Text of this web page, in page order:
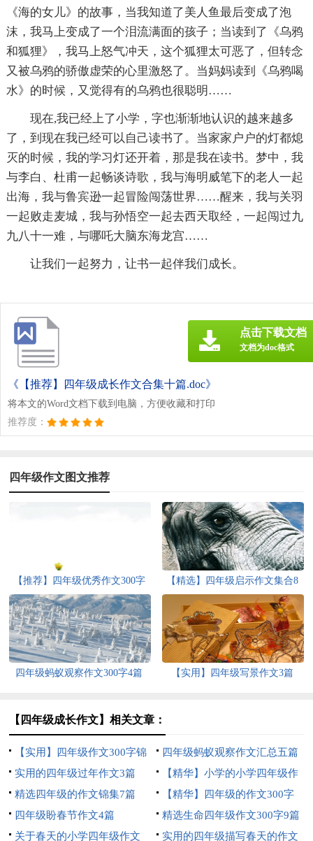
《海的女儿》的故事，当我知道了美人鱼最后变成了泡
沫，我马上变成了一个泪流满面的孩子；当读到了《乌鸦
和狐狸》，我马上怒气冲天，这个狐狸太可恶了，但转念
又被乌鸦的骄傲虚荣的心里激怒了。当妈妈读到《乌鸦喝
水》的时候，又觉得有的乌鸦也很聪明……
现在,我已经上了小学，字也渐渐地认识的越来越多
了，到现在我已经可以自己读书了。当家家户户的灯都熄
灭的时候，我的学习灯还开着，那是我在读书。梦中，我
与李白、杜甫一起畅谈诗歌，我与海明威笔下的老人一起
出海，我与鲁宾逊一起冒险闯荡世界……醒来，我与关羽
一起败走麦城，我与孙悟空一起去西天取经，一起闯过九
九八十一难，与哪吒大脑东海龙宫……
让我们一起努力，让书一起伴我们成长。
《【推荐】四年级成长作文合集十篇.doc》
将本文的Word文档下载到电脑，方便收藏和打印
推荐度：
点击下载文档
文档为doc格式
四年级作文图文推荐
【推荐】四年级优秀作文300字
汇编9篇
【精选】四年级启示作文集合8
篇
四年级蚂蚁观察作文300字4篇 【实用】四年级写景作文3篇
【四年级成长作文】相关文章：
【实用】四年级作文300字锦
集5篇
四年级蚂蚁观察作文汇总五篇
实用的四年级过年作文3篇
【精华】小学的小学四年级作
文1200字集锦7篇
精选四年级的作文锦集7篇
【精华】四年级的作文300字
合集九篇
四年级盼春节作文4篇
精选生命四年级作文300字9篇
关于春天的小学四年级作文
实用的四年级描写春天的作文